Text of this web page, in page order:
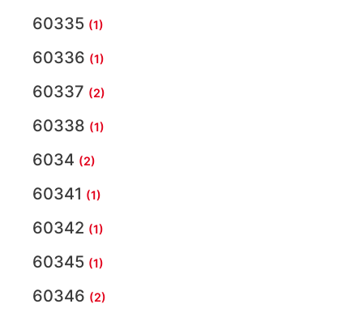
60335 (1)
60336 (1)
60337 (2)
60338 (1)
6034 (2)
60341 (1)
60342 (1)
60345 (1)
60346 (2)